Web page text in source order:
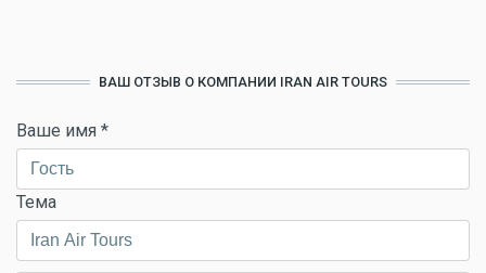
ВАШ ОТЗЫВ О КОМПАНИИ IRAN AIR TOURS
Ваше имя *
Тема